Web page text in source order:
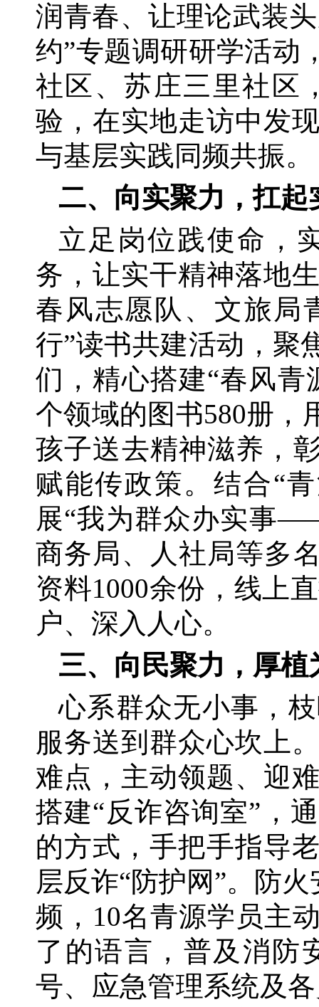
润青春、让理论武装
约”专题调研研学活动
社区、苏庄三里社区
验，在实地走访中发
与基层实践同频共振。
二、向实聚力，扛起
立足岗位践使命，
务，让实干精神落地
春风志愿队、文旅局
行”读书共建活动，
们，精心搭建“春风青
个领域的图书580册，
孩子送去精神滋养，
赋能传政策。结合“
展“我为群众办实事
商务局、人社局等多
资料1000余份，线上
户、深入人心。
三、向民聚力，厚植
心系群众无小事，
服务送到群众心坎上
难点，主动领题、迎
搭建“反诈咨询室”，
的方式，手把手指导
层反诈“防护网”。防
频，10名青源学员主
了的语言，普及消防
号、应急管理系统及